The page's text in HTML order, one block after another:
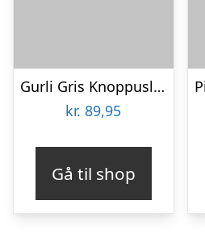
Gurli Gris Knoppuslespil – Træpuslespil Med Knopper
kr. 89,95
Gå til shop